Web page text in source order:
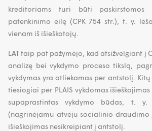
kreditoriams turi būti paskirstomos
patenkinimo eilę (CPK 754 str.), t. y.
vienam iš išieškotojų.
LAT taip pat pažymėjo, kad atsižvelgiant į
analizę bei vykdymo proceso tikslą,
vykdymas yra atliekamas per antstolį.
tiesiogiai per PLAIS vykdomas
supaprastintas vykdymo būdas, t. y.
(nagrinėjamu atveju socialinio draudimo
išieškojimas nesikreipiant į antstolį.